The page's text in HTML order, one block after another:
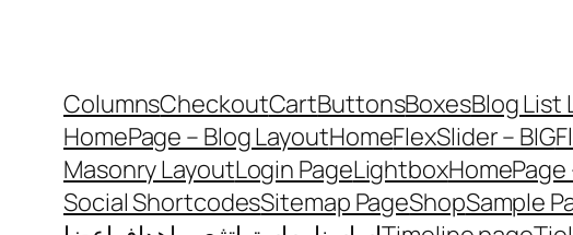
Blog List
Boxes
Buttons
Cart
Checkout
Columns
FlexSlider – BIG
Home
HomePage – Blog Layout
Lightbox
Login Page
Masonry Layout
Sample
Shop
Sitemap Page
Social Shortcodes